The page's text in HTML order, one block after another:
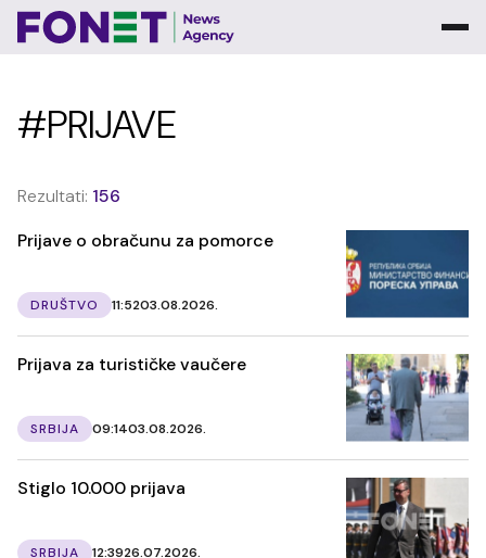
#PRIJAVE
Rezultati: 156
Prijave o obračunu za pomorce
DRUŠTVO 11:5203.08.2026.
Prijava za turističke vaučere
SRBIJA 09:1403.08.2026.
Stiglo 10.000 prijava
SRBIJA 12:3926.07.2026.